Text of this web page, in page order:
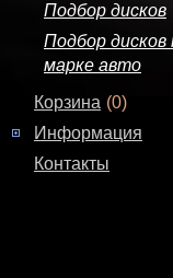
Подбор дисков
Подбор дисков
марке авто
Корзина (0)
Информация
Контакты